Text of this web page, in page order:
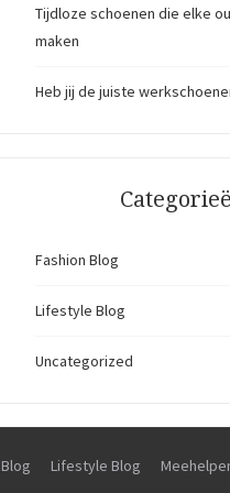
Tijdloze schoenen die elke
maken
Heb jij de juiste
Fashion Blog
Lifestyle Blog
Uncategorized
Lifestyle Blog